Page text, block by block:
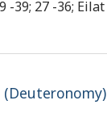
-39; 27 -36;
(Deuteronomy)